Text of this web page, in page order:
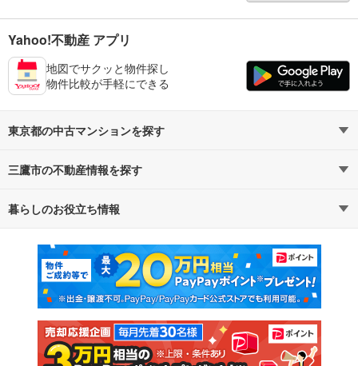
Yahoo!不動産 アプリ
地図でサクッと物件探し
物件比較が手軽にできる
東京都の中古マンションを探す
路線・駅から探す
通勤・通学時間から探す
三鷹市の不動産情報を探す
不動産・住宅
新築マンション 中古マンション
新築一戸建て 中古一戸建て
注文住宅 土地
暮らしのお役立ち情報
マンションカタログ 教えて！住まいの先生